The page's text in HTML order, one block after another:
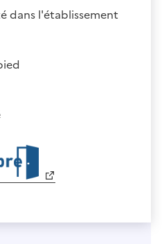
dans l'établissement